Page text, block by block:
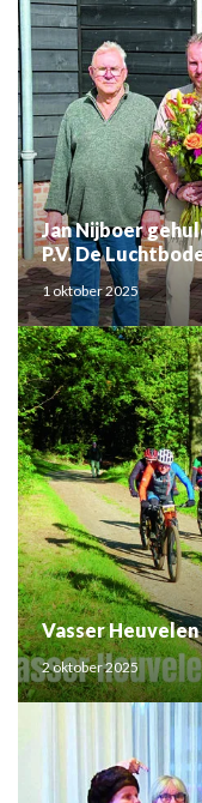
Jan Nijboer
P.V. De
1 oktober 2025
2 oktober 2025